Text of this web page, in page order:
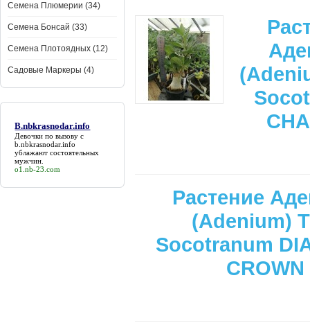
Семена Плюмерии (34)
Семена Бонсай (33)
Семена Плотоядных (12)
Садовые Маркеры (4)
B.nbkrasnodar.info
Девочки по вызову с
b.nbkrasnodar.info
ублажают состоятельных
мужчин.
o1.nb-23.com
Растение
(Adenium)
Socotranum
CROWN